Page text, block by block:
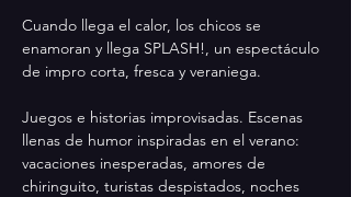
Cuando llega el calor, los chicos se
enamoran y llega SPLASH!, un espectáculo
de impro corta, fresca y veraniega.
Juegos e historias improvisadas. Escenas
llenas de humor inspiradas en el verano:
vacaciones inesperadas, amores de
chiringuito, turistas despistados, noches